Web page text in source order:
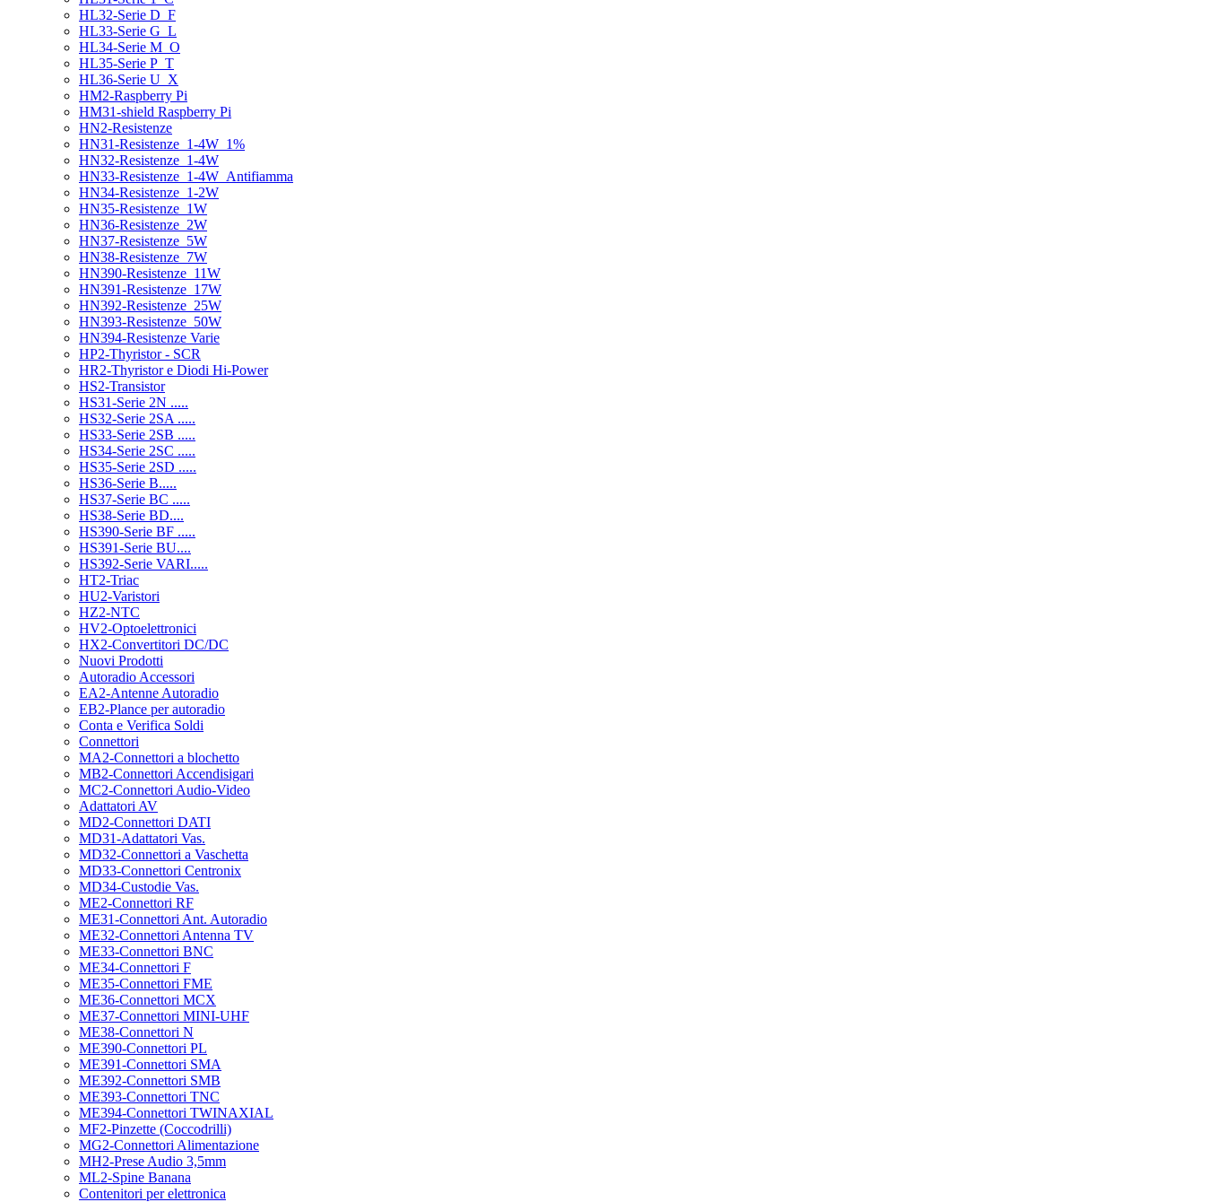
HL32-Serie D_F
HL33-Serie G_L
HL34-Serie M_O
HL35-Serie P_T
HL36-Serie U_X
HM2-Raspberry Pi
HM31-shield Raspberry Pi
HN2-Resistenze
HN31-Resistenze_1-4W_1%
HN32-Resistenze_1-4W
HN33-Resistenze_1-4W_Antifiamma
HN34-Resistenze_1-2W
HN35-Resistenze_1W
HN36-Resistenze_2W
HN37-Resistenze_5W
HN38-Resistenze_7W
HN390-Resistenze_11W
HN391-Resistenze_17W
HN392-Resistenze_25W
HN393-Resistenze_50W
HN394-Resistenze Varie
HP2-Thyristor - SCR
HR2-Thyristor e Diodi Hi-Power
HS2-Transistor
HS31-Serie 2N .....
HS32-Serie 2SA .....
HS33-Serie 2SB .....
HS34-Serie 2SC .....
HS35-Serie 2SD .....
HS36-Serie B.....
HS37-Serie BC .....
HS38-Serie BD....
HS390-Serie BF .....
HS391-Serie BU....
HS392-Serie VARI.....
HT2-Triac
HU2-Varistori
HZ2-NTC
HV2-Optoelettronici
HX2-Convertitori DC/DC
Nuovi Prodotti
Autoradio Accessori
EA2-Antenne Autoradio
EB2-Plance per autoradio
Conta e Verifica Soldi
Connettori
MA2-Connettori a blochetto
MB2-Connettori Accendisigari
MC2-Connettori Audio-Video
Adattatori AV
MD2-Connettori DATI
MD31-Adattatori Vas.
MD32-Connettori a Vaschetta
MD33-Connettori Centronix
MD34-Custodie Vas.
ME2-Connettori RF
ME31-Connettori Ant. Autoradio
ME32-Connettori Antenna TV
ME33-Connettori BNC
ME34-Connettori F
ME35-Connettori FME
ME36-Connettori MCX
ME37-Connettori MINI-UHF
ME38-Connettori N
ME390-Connettori PL
ME391-Connettori SMA
ME392-Connettori SMB
ME393-Connettori TNC
ME394-Connettori TWINAXIAL
MF2-Pinzette (Coccodrilli)
MG2-Connettori Alimentazione
MH2-Prese Audio 3,5mm
ML2-Spine Banana
Contenitori per elettronica